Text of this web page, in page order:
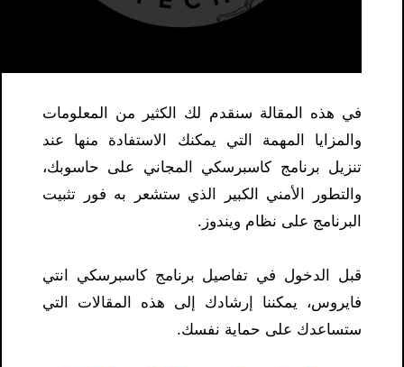
في هذه المقالة سنقدم لك الكثير من المعلومات
والمزايا المهمة التي يمكنك الاستفادة منها عند
تنزيل برنامج كاسبرسكي المجاني على حاسوبك،
والتطور الأمني ​​الكبير الذي ستشعر به فور تثبيت
البرنامج على نظام ويندوز.
قبل الدخول في تفاصيل برنامج كاسبرسكي انتي
فايروس، يمكننا إرشادك إلى هذه المقالات التي
ستساعدك على حماية نفسك.